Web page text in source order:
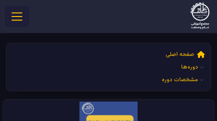
صفحه اصلی
دوره‌ها
مشخصات دوره